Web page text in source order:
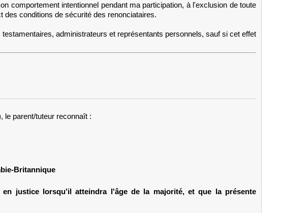
comportement intentionnel pendant ma participation, à l'exclusion de toute
des conditions de sécurité des renonciataires.
administrateurs et représentants personnels, sauf si cet effet
le parent/tuteur reconnaît :
Britannique
justice lorsqu'il atteindra l'âge de la majorité, et que la présente